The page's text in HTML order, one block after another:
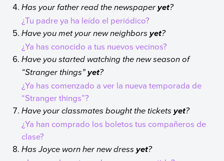
Has your father read the newspaperyet?
¿Tu padre ya ha leído el periódico?
Have you met your new neighborsyet?
¿Ya has conocido a tus nuevos vecinos?
Have you started watching the new season of
“Stranger things”yet?
¿Ya has comenzado a ver la nueva temporada de
“Stranger things”?
Have your classmates bought the ticketsyet?
¿Ya han comprado los boletos tus compañeros de
clase?
Has Joyce worn her new dressyet?